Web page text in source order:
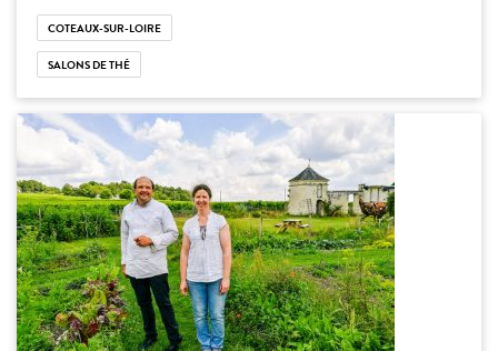
COTEAUX-SUR-LOIRE
SALONS DE THÉ